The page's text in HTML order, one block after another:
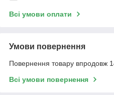
Всі умови оплати
Умови повернення
Повернення товару впродовж
Всі умови повернення